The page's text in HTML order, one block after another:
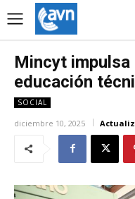
Mincyt impulsa
educación
SOCIAL
diciembre 10, 2025